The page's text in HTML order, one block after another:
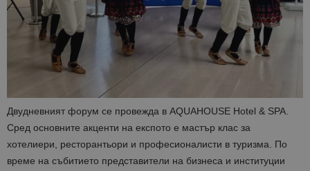
Двудневният форум се провежда в AQUAHOUSE Hotel & SPA.
Сред основните акценти на експото е мастър клас за
хотелиери, ресторантьори и професионалисти в туризма. По
време на събитието представители на бизнеса и институции